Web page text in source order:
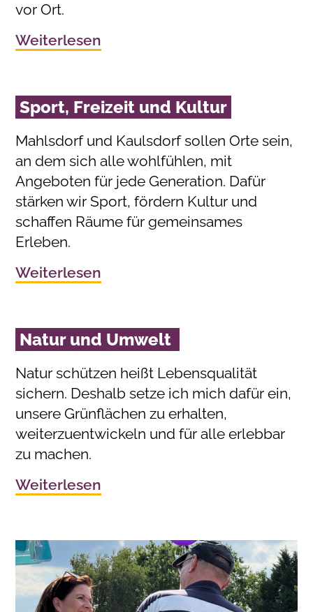
vor Ort.
Weiterlesen
Sport, Freizeit und Kultur
Mahlsdorf und Kaulsdorf sollen Orte sein,
an dem sich alle wohlfühlen, mit
Angeboten für jede Generation. Dafür
stärken wir Sport, fördern Kultur und
schaffen Räume für gemeinsames
Erleben.
Weiterlesen
Natur und Umwelt
Natur schützen heißt Lebensqualität
sichern. Deshalb setze ich mich dafür ein,
unsere Grünflächen zu erhalten,
weiterzuentwickeln und für alle erlebbar
zu machen.
Weiterlesen